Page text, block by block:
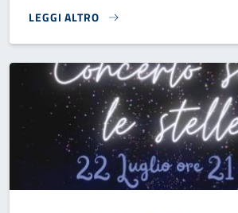
LEGGI ALTRO
LIBRO: ALTA QUOTA, ALTA IDRATAZIONE}